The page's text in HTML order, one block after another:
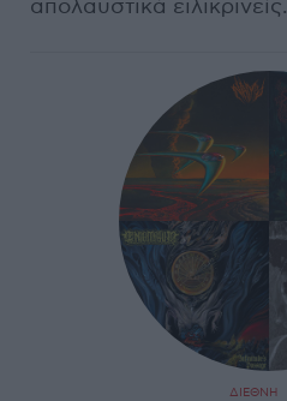
απολαυστικά ειλικρινείς.
ΔΙΕΘΝΗ